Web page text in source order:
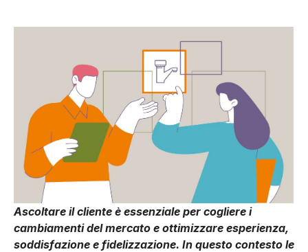
Ascoltare il cliente è essenziale per cogliere i
cambiamenti del mercato e ottimizzare esperienza,
soddisfazione e fidelizzazione. In questo contesto le